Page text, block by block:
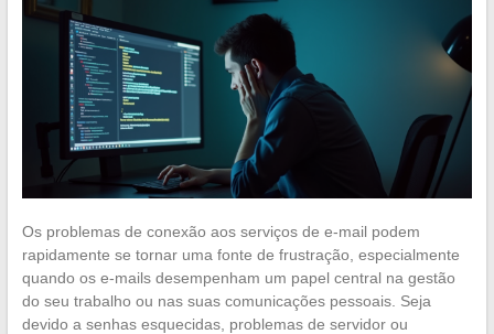
Os problemas de conexão aos serviços de e-mail podem
rapidamente se tornar uma fonte de frustração, especialmente
quando os e-mails desempenham um papel central na gestão
do seu trabalho ou nas suas comunicações pessoais. Seja
devido a senhas esquecidas, problemas de servidor ou